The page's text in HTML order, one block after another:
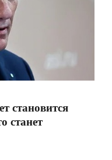
становится
станет